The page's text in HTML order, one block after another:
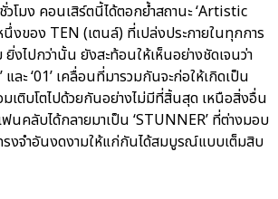
ชั่วโมง คอนเสิร์ตนี้ได้ตอกย้ำสถานะ ‘Artistic
ของ TEN (เตนล์) ที่เปล่งประกายในทุกการ
ยิ่งไปกว่านั้น ยังสะท้อนให้เห็นอย่างชัดเจนว่า
และ ‘01’ เคลื่อนที่มารวมกันจะก่อให้เกิดเป็น
ติบโตไปด้วยกันอย่างไม่มีที่สิ้นสุด เหนือสิ่งอื่น
นคลับได้กลายมาเป็น ‘STUNNER’ ที่ต่างมอบ
รงจำอันงดงามให้แก่กันได้สมบูรณ์แบบเต็มสิบ